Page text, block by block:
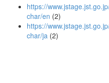
https://
char/en (2)
https://
char/ja (2)